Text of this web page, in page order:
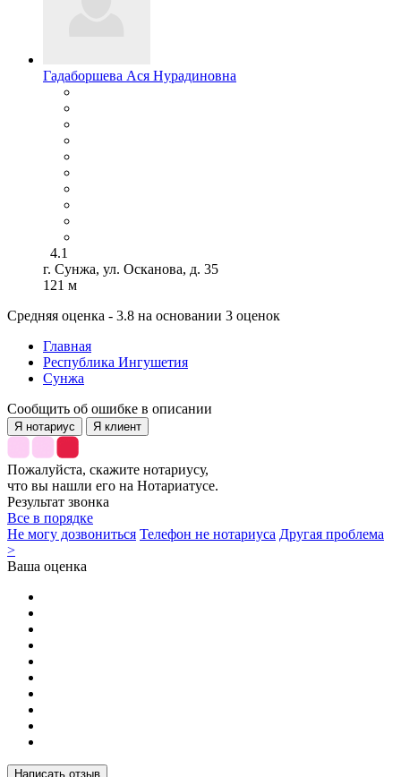
Гадаборшева Ася Нурадиновна
4.1
г. Сунжа, ул. Осканова, д. 35
121 м
Средняя оценка - 3.8 на основании 3 оценок
Главная
Республика Ингушетия
Сунжа
Сообщить об ошибке в описании
Я нотариус Я клиент
Пожалуйста, скажите нотариусу,
что вы нашли его на Нотариатусе.
Результат звонка
Все в порядке
Не могу дозвониться Телефон не нотариуса Другая проблема
>
Ваша оценка
Написать отзыв